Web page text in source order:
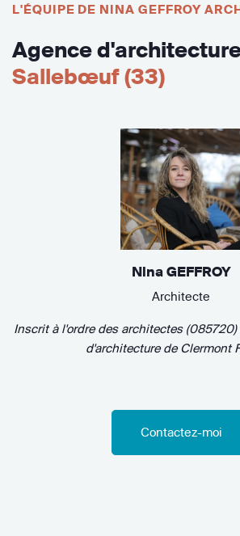
L'ÉQUIPE DE NINA GEFFROY
Agence
Sallebœuf (33)
Nina GEFFROY
Architecte
Inscrit à l'ordre des architectes (085720)
d'architecture de Clermont
Contactez-moi